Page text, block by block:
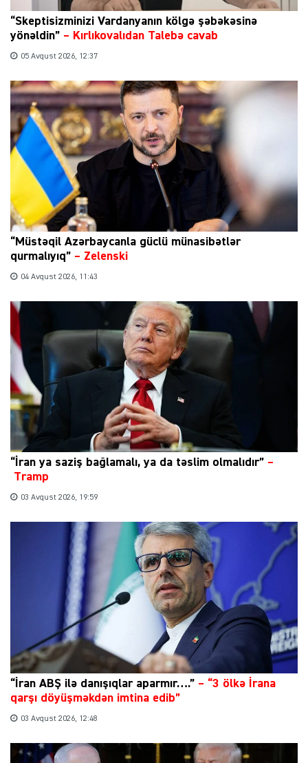
“Skeptisizminizi Vardanyanın kölgə şəbəkəsinə
yönəldin” – Kırlıkovalıdan Talebə cavab
05 Avqust 2026, 12:37
“Müstəqil Azərbaycanla güclü münasibətlər
qurmalıyıq” – Zelenski
04 Avqust 2026, 11:43
“İran ya saziş bağlamalı, ya da təslim olmalıdır” –
Tramp
03 Avqust 2026, 19:59
“İran ABŞ ilə danışıqlar aparmır….” – “3 ölkə İrana
qarşı döyüşməkdən imtina edib”
03 Avqust 2026, 12:48